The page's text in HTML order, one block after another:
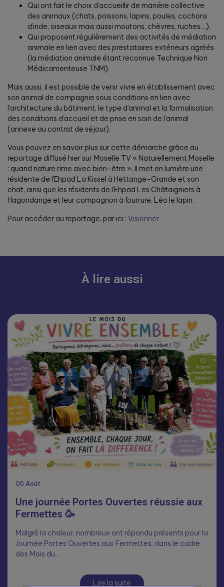
Qui ont fait le choix d’accueillir de manière collective
des animaux (chats, poissons, lapins, poules, cochons
d’inde, oiseaux mais aussi moutons, chèvres, ruches…).
Qui proposent régulièrement des activités de médiation
animale en lien avec des prestataires extérieurs agréés
(la médiation animale étant reconnue Technique Non
Médicamenteuse TNM).
Mais aussi, il est possible de venir vivre en établissement avec
son animal de compagnie sous conditions en lien avec
l’architecture du bâtiment, le type d’animal et la formalisation
des conditions d’accueil et de prise en soin de l’animal
(annexe au contrat de séjour).
Vous pouvez en savoir plus sur cette démarche grâce au
reportage diffusé hier sur Moselle TV « Naturellement Moselle
: quand nature rime avec bien-être ». Il met en lumière une
résidente de l’Ehpad La Kissel à Hettange-Grande et son
chat, ainsi que les résidents de l’Ehpad Les Châtaigniers à
Hagondange et leur compagnon à fourrure, Léo le lapin.
Pour accéder au reportage, par ici : Visionner
À lire aussi
05 Août
Une journée Portes Ouvertes réussie aux
Fermettes 🥳
Malgré la chaleur, nombreux ont répondu présents pour la
Journée Portes Ouvertes aux Fermettes, dans le cadre
des Mois du…
Lire la suite